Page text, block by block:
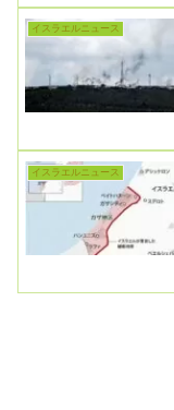
イスラエルニュース
イスラエルニュース